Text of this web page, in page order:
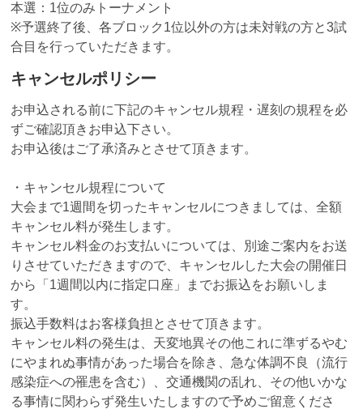
本選：1位のみトーナメント
※予選終了後、各ブロック1位以外の方は未対戦の方と3試
合目を行っていただきます。
キャンセルポリシー
お申込される前に下記のキャンセル規程・遅刻の規程を必
ずご確認頂きお申込下さい。
お申込後はご了承済みとさせて頂きます。
・キャンセル規程について
大会まで1週間を切ったキャンセルにつきましては、全額
キャンセル料が発生します。
キャンセル料金のお支払いについては、別途ご案内をお送
りさせていただきますので、キャンセルした大会の開催日
から「1週間以内に指定口座」までお振込をお願いしま
す。
振込手数料はお客様負担とさせて頂きます。
キャンセル料の発生は、天変地異その他これに準ずるやむ
にやまれぬ事情があった場合を除き、急な体調不良（流行
感染症への罹患を含む）、交通機関の乱れ、その他いかな
る事情に関わらず発生いたしますので予めご留意くださ